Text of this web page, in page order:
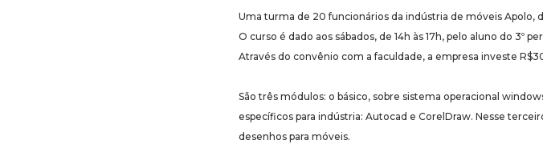
Uma turma de 20 funcionários da indústria de móveis Apolo,
O curso é dado aos sábados, de 14h às 17h, pelo aluno do 3º
Através do convênio com a faculdade, a empresa investe
São três módulos: o básico, sobre sistema operacional
específicos para indústria: Autocad e CorelDraw. Nesse
desenhos para móveis.